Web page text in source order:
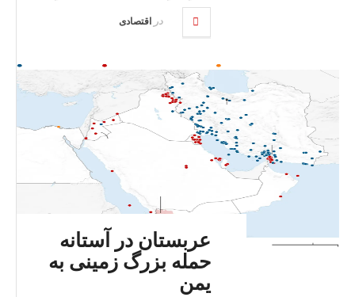
در اقتصادی
عربستان در آستانه
حمله بزرگ زمینی به
یمن